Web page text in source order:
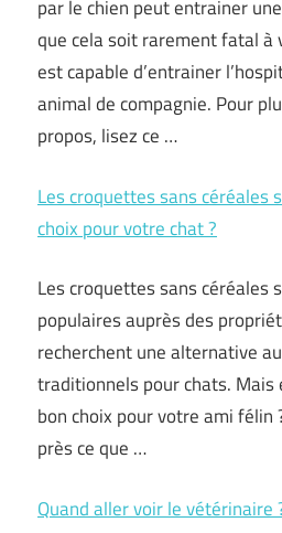
par le chien peut entrainer
que cela soit rarement fatal à
est capable d’entrainer
animal de compagnie. Pour
propos, lisez ce …
Les croquettes sans céréales
choix pour votre chat ?
Les croquettes sans céréales
populaires auprès des
recherchent une alternative
traditionnels pour chats.
bon choix pour votre ami félin
près ce que …
Quand aller voir le vétérinaire